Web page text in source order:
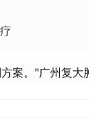
案。"广州复大